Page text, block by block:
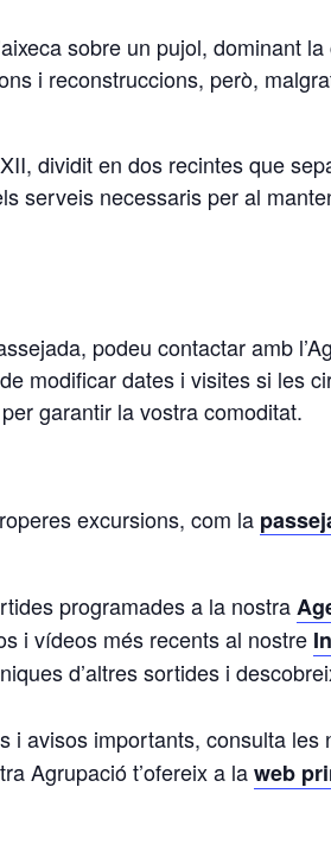
sobre un pujol, dominant
i reconstruccions, però,
dividit en dos recintes que
serveis necessaris per al
podeu contactar amb
modificar dates i visites si les
garantir la vostra comoditat.
excursions, com la
programades a la nostra
i vídeos més recents al nostre
d’altres sortides i
i avisos importants, consulta les
Agrupació t’ofereix a laweb